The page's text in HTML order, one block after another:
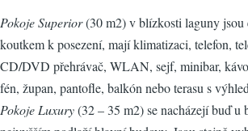
Pokoje Superior(30 m2) v blízkosti laguny jsou
koutkem k posezení, mají klimatizaci, telefon,
CD/DVD přehrávač, WLAN, sejf, minibar,
fén, župan, pantofle, balkón nebo terasu s
Pokoje Luxury(32 – 35 m2) se nacházejí buď u